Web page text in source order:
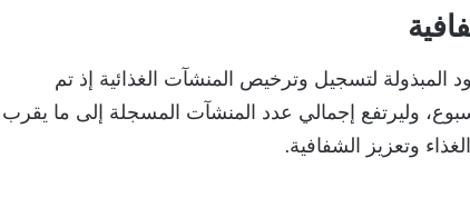
المبذولة لتسجيل وترخيص المنشآت الغذائية إذ تم
وليرتفع إجمالي عدد المنشآت المسجلة إلى ما يقرب